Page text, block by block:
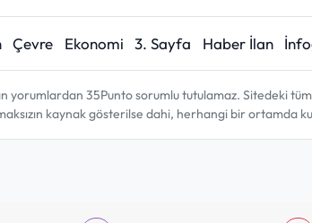
Çevre Ekonomi 3. Sayfa Haber İlan
yorumlardan 35Punto sorumlu tutulamaz. Sitedeki
kaynak gösterilse dahi, herhangi bir ortamda